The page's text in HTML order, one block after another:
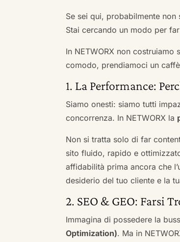
Se sei qui, probabilmente
Stai cercando un modo per
In NETWORX non
comodo, prendiamoci un
1. La Performance:
Siamo onesti: siamo tutti
concorrenza. In NETWORX la
Non si tratta solo di far
sito fluido, rapido e
affidabilità prima ancora che
desiderio del tuo cliente e la
2. SEO & GEO: Farsi
Immagina di possedere la
Optimization). Ma in